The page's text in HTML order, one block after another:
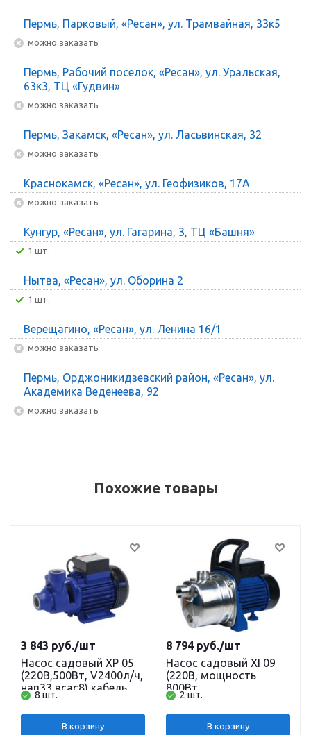
Пермь, Парковый, «Ресан», ул. Трамвайная, 33к5
Можно заказать
Пермь, Рабочий поселок, «Ресан», ул. Уральская,
63к3, ТЦ «Гудвин»
Можно заказать
Пермь, Закамск, «Ресан», ул. Ласьвинская, 32
Можно заказать
Краснокамск, «Ресан», ул. Геофизиков, 17А
Можно заказать
Кунгур, «Ресан», ул. Гагарина, 3, ТЦ «Башня»
1 шт.
Нытва, «Ресан», ул. Оборина 2
1 шт.
Верещагино, «Ресан», ул. Ленина 16/1
Можно заказать
Пермь, Орджоникидзевский район, «Ресан», ул.
Академика Веденеева, 92
Можно заказать
Похожие товары
Насос садовый XP 05
(220В,500Вт, V2400л/ч,
нап33 всас8) кабель 0,5
м. BELAMOS
8 шт.
3 843 руб./шт
В корзину
Насос садовый XI 09
(220В, мощность
800Вт,
производительность
3600л/ч, напор 40 м,
глубина всасывания 8
2 шт.
8 794 руб./шт
В корзину